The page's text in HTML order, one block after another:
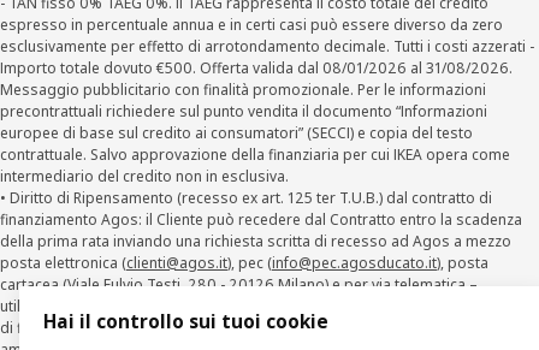
espresso in percentuale annua e in certi casi può essere diverso da zero
esclusivamente per effetto di arrotondamento decimale. Tutti i costi azzerati -
Importo totale dovuto €500. Offerta valida dal 08/01/2026 al 31/08/2026.
Messaggio pubblicitario con finalità promozionale. Per le informazioni
precontrattuali richiedere sul punto vendita il documento “Informazioni
europee di base sul credito ai consumatori” (SECCI) e copia del testo
contrattuale. Salvo approvazione della finanziaria per cui IKEA opera come
intermediario del credito non in esclusiva.
• Diritto di Ripensamento (recesso ex art. 125 ter T.U.B.) dal contratto di
finanziamento Agos: il Cliente può recedere dal Contratto entro la scadenza
della prima rata inviando una richiesta scritta di recesso ad Agos a mezzo
posta elettronica (clienti@agos.it), pec (info@pec.agosducato.it), posta
cartacea (Viale Fulvio Testi, 280 - 20126 Milano) e per via telematica –
utilizzando la funzionalità sul sito
di finanziamento effettuate con canali a distanza. In caso di pre-
Hai il controllo sui tuoi cookie